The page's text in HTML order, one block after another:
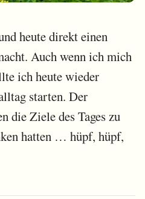
heute direkt einen
Auch wenn ich mich
ich heute wieder
starten. Der
die Ziele des Tages zu
hatten … hüpf, hüpf,